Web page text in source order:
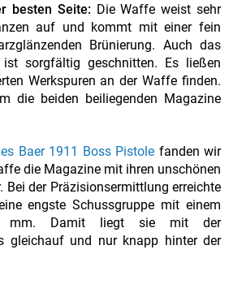
besten Seite:Die Waffe weist sehr
auf und kommt mit einer fein
Brünierung. Auch das
ist sorgfältig geschnitten. Es ließen
Werkspuren an der Waffe finden.
die beiden beiliegenden Magazine
Baer 1911 Boss Pistole fanden wir
die Magazine mit ihren unschönen
Bei der Präzisionsermittlung erreichte
engste Schussgruppe mit einem
mm. Damit liegt sie mit der
gleichauf und nur knapp hinter der